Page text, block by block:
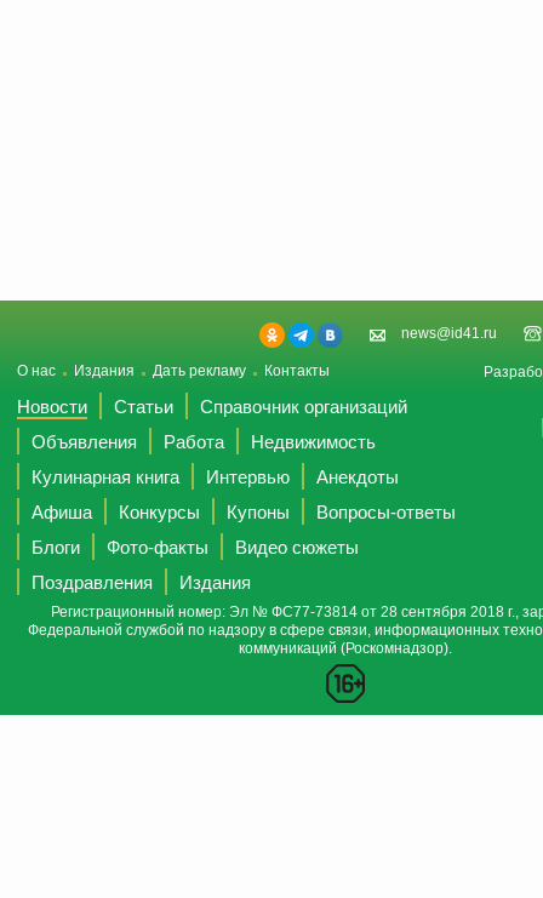
news@id41.ru
О нас Издания Дать рекламу Контакты
Новости Статьи
Справочник организаций
Объявления
Работа
Недвижимость
Кулинарная книга
Интервью
Анекдоты
Афиша
Конкурсы Купоны
Вопросы-ответы
Блоги
Фото-факты
Видео сюжеты
Поздравления
Издания
Регистрационный номер: Эл № ФС77-73814 от 28 сентября 2018 г.,
Федеральной службой по надзору в сфере связи, информационных
коммуникаций (Роскомнадзор).